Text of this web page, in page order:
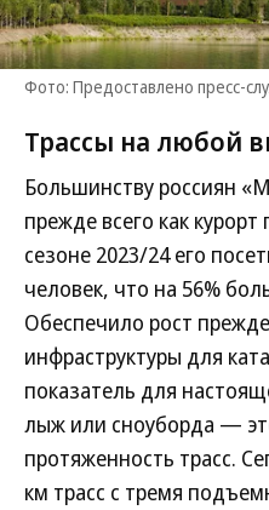
Фото: Предоставлено пресс-
Трассы на любой
Большинству россиян
прежде всего как
сезоне 2023/24 его
человек, что на 56%
Обеспечило рост
инфраструктуры для
показатель для
лыж или сноуборда —
протяженность трасс.
км трасс с тремя